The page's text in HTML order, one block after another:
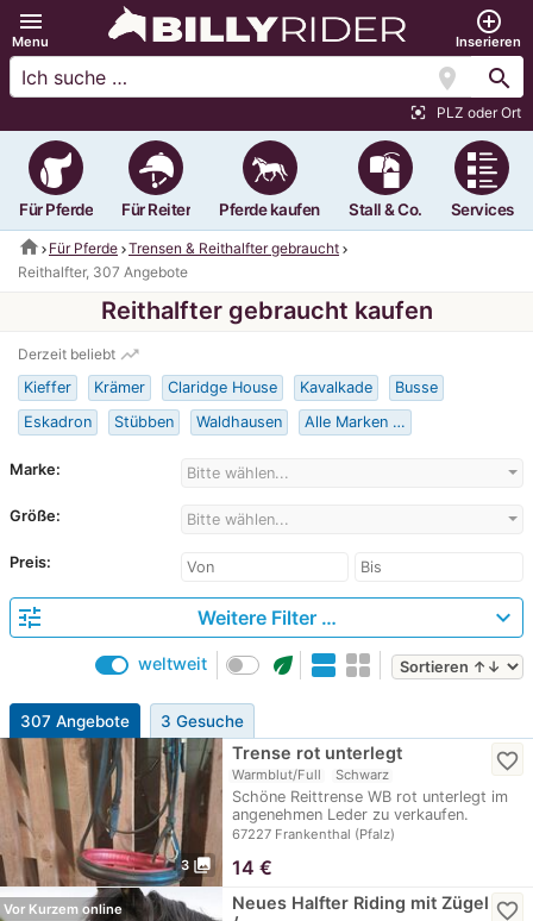
menu
Menu
add_circle_outline
Inserieren
location_on search
center_focus_strong PLZ oder Ort
Für Pferde Für Reiter Pferde kaufen Stall & Co. Services
home Für Pferde Trensen & Reithalfter gebraucht
Reithalfter, 307 Angebote
Reithalfter gebraucht kaufen
Derzeit beliebt trending_up
Kieffer Krämer Claridge House Kavalkade
Busse
Eskadron
Stübben Waldhausen Alle Marken …
Marke: Bitte wählen...
Größe: Bitte wählen...
Preis:
tune Weitere Filter … expand_more
weltweit eco
307 Angebote 3 Gesuche
3 photo_library
Trense rot unterlegt
Warmblut/Full Schwarz
Schöne Reittrense WB rot unterlegt im
angenehmen Leder zu verkaufen.
67227 Frankenthal (Pfalz)
favorite_border
14 €
Vor Kurzem online
Neues Halfter Riding mit Zügel favorite_border